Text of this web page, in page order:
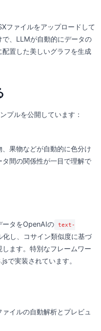
ファイルをアップロードして
で、LLMが自動的にデータの
置した美しいグラフを生成
プルを公開しています：
果物などが自動的に色分け
間の関係性が一目で理解で
ータをOpenAIの text-
化し、コサイン類似度に基づ
ます。特別なフレームワー
で実装されています。
イルの自動解析とプレビュ